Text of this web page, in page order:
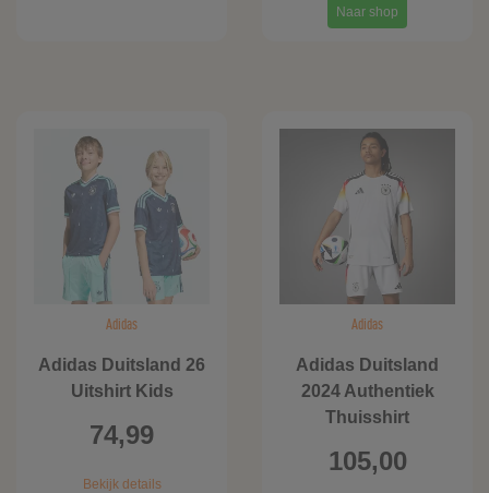
Naar shop
Adidas
Adidas Duitsland 26
Uitshirt Kids
74,99
Bekijk details
Adidas
Adidas Duitsland
2024 Authentiek
Thuisshirt
105,00